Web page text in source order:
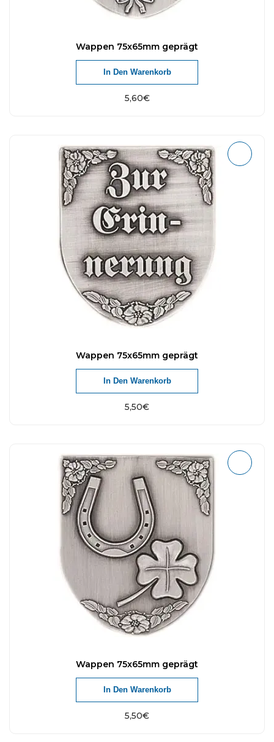
Wappen 75x65mm geprägt
5,60€
In Den Warenkorb
Wappen 75x65mm geprägt
5,50€
In Den Warenkorb
Wappen 75x65mm geprägt
5,50€
In Den Warenkorb